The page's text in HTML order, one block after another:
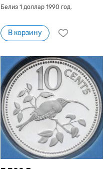
Белиз 1 доллар 1990 год.
В корзину